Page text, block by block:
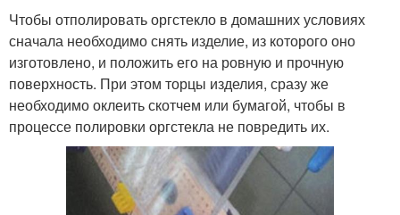
Чтобы отполировать оргстекло в домашних условиях
сначала необходимо снять изделие, из которого оно
изготовлено, и положить его на ровную и прочную
поверхность. При этом торцы изделия, сразу же
необходимо оклеить скотчем или бумагой, чтобы в
процессе полировки оргстекла не повредить их.